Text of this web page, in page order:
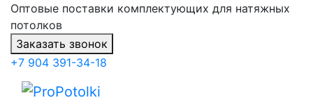
Оптовые поставки комплектующих для натяжных
потолков
Заказать звонок
+7 904 391-34-18